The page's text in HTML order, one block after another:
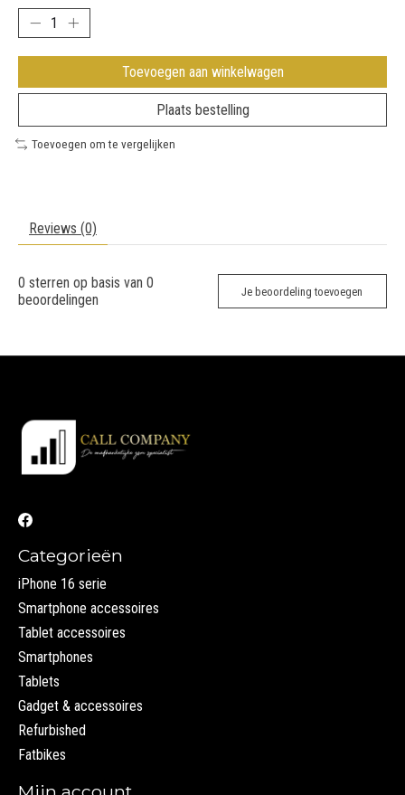
Toevoegen aan winkelwagen
Plaats bestelling
Toevoegen om te vergelijken
Reviews (0)
0 sterren op basis van 0
beoordelingen
Je beoordeling toevoegen
Categorieën
iPhone 16 serie
Smartphone accessoires
Tablet accessoires
Smartphones
Tablets
Gadget & accessoires
Refurbished
Fatbikes